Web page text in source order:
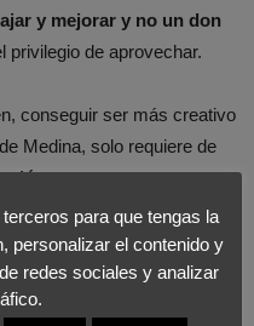
y mejorar y no un don
privilegio de aprovechar.
conseguir ser más creativo
de Medina, solo requiere de
.
a nuestravida privada
puede depender en gran
tienen elproblemade
para que tengas la
personalizar el contenido y
redes sociales y analizar